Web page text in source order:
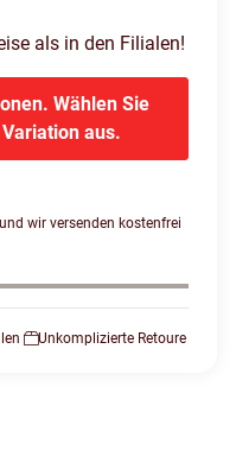
als in den Filialen!
Wählen Sie
aus.
wir versenden kostenfrei
Unkomplizierte Retoure